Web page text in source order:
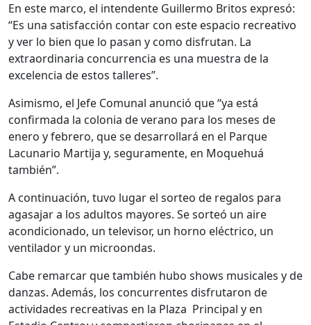
En este marco, el intendente Guillermo Britos expresó:
“Es una satisfacción contar con este espacio recreativo
y ver lo bien que lo pasan y como disfrutan. La
extraordinaria concurrencia es una muestra de la
excelencia de estos talleres”.
Asimismo, el Jefe Comunal anunció que “ya está
confirmada la colonia de verano para los meses de
enero y febrero, que se desarrollará en el Parque
Lacunario Martija y, seguramente, en Moquehuá
también”.
A continuación, tuvo lugar el sorteo de regalos para
agasajar a los adultos mayores. Se sorteó un aire
acondicionado, un televisor, un horno eléctrico, un
ventilador y un microondas.
Cabe remarcar que también hubo shows musicales y de
danzas. Además, los concurrentes disfrutaron de
actividades recreativas en la Plaza Principal y en